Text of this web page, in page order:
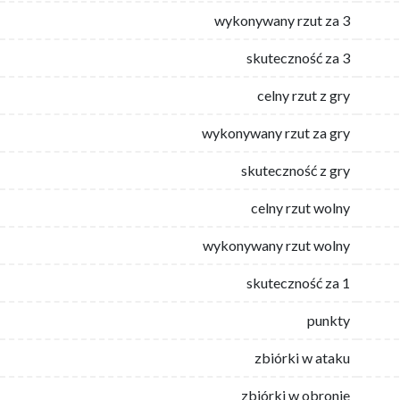
wykonywany rzut za 3
skuteczność za 3
celny rzut z gry
wykonywany rzut za gry
skuteczność z gry
celny rzut wolny
wykonywany rzut wolny
skuteczność za 1
punkty
zbiórki w ataku
zbiórki w obronie